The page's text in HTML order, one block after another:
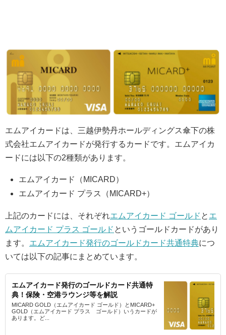
エムアイカードは、三越伊勢丹ホールディングス傘下の株
式会社エムアイカードが発行するカードです。エムアイカ
ードには以下の2種類があります。
エムアイカード（MICARD）
エムアイカード プラス（MICARD+）
上記のカードには、それぞれエムアイカード ゴールド と エ
ムアイカード プラス ゴールド というゴールドカードがあり
ます。 エムアイカード発行のゴールドカード共通特典につ
いては以下の記事にまとめています。
エムアイカード発行のゴールドカード共通特
典！保険・空港ラウンジ等を解説
MICARD GOLD（エムアイカード ゴールド）とMICARD+
GOLD（エムアイカード プラス ゴールド）いうカードが
あります。ど...